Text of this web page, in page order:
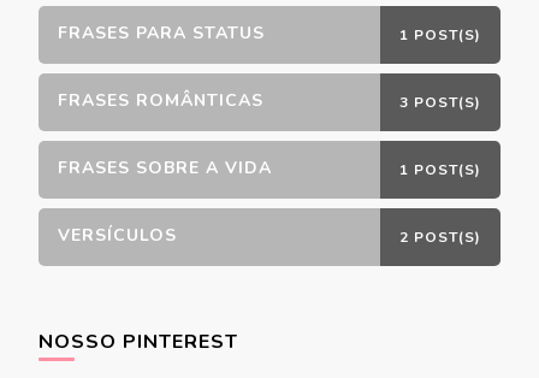
FRASES PARA STATUS 1 POST(S)
FRASES ROMÂNTICAS 3 POST(S)
FRASES SOBRE A VIDA 1 POST(S)
VERSÍCULOS 2 POST(S)
NOSSO PINTEREST